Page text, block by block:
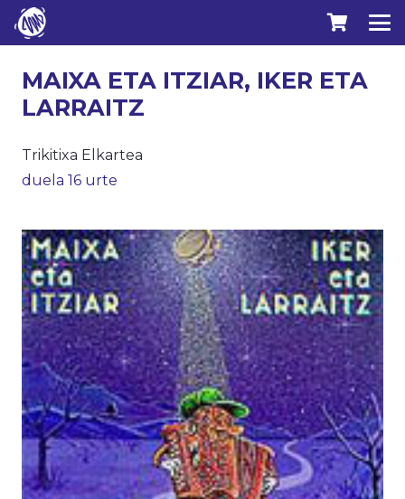
MAIXA ETA ITZIAR, IKER ETA
LARRAITZ
Trikitixa Elkartea
duela 16 urte